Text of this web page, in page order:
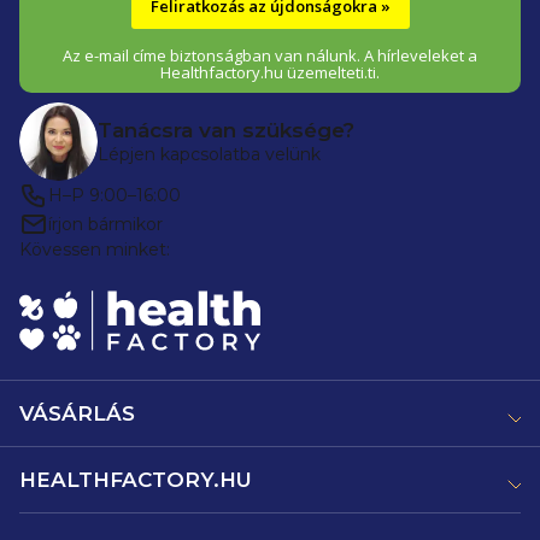
Feliratkozás az újdonságokra »
Az e-mail címe biztonságban van nálunk. A hírleveleket a
Healthfactory.hu üzemelteti.ti.
Tanácsra van szüksége?
Lépjen kapcsolatba velünk
H–P 9:00–16:00
írjon bármikor
Kövessen minket:
VÁSÁRLÁS
HEALTHFACTORY.HU